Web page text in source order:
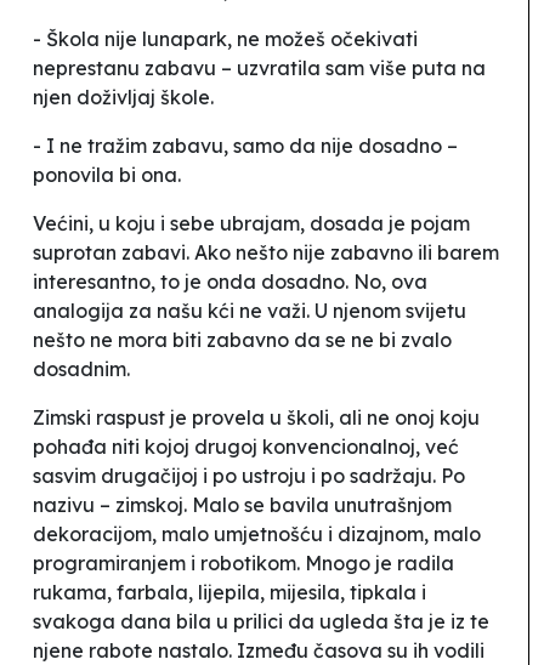
- Škola nije lunapark, ne možeš očekivati
neprestanu zabavu – uzvratila sam više puta na
njen doživljaj škole.
- I ne tražim zabavu, samo da nije dosadno –
ponovila bi ona.
Većini, u koju i sebe ubrajam, dosada je pojam
suprotan zabavi. Ako nešto nije zabavno ili barem
interesantno, to je onda dosadno. No, ova
analogija za našu kći ne važi. U njenom svijetu
nešto ne mora biti zabavno da se ne bi zvalo
dosadnim.
Zimski raspust je provela u školi, ali ne onoj koju
pohađa niti kojoj drugoj konvencionalnoj, već
sasvim drugačijoj i po ustroju i po sadržaju. Po
nazivu – zimskoj. Malo se bavila unutrašnjom
dekoracijom, malo umjetnošću i dizajnom, malo
programiranjem i robotikom. Mnogo je radila
rukama, farbala, lijepila, mijesila, tipkala i
svakoga dana bila u prilici da ugleda šta je iz te
njene rabote nastalo. Između časova su ih vodili